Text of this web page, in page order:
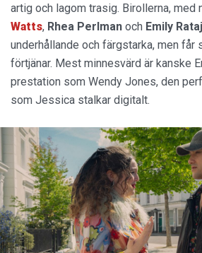
artig och lagom trasig. Birollerna, med
Watts, Rhea Perlman och Emily
underhållande och färgstarka, men får
förtjänar. Mest minnesvärd är kanske
prestation som Wendy Jones, den
som Jessica stalkar digitalt.